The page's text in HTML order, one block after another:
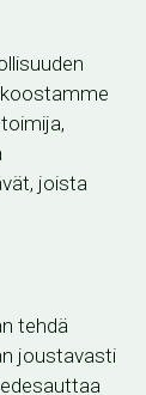
joista
tehdä
joustavasti